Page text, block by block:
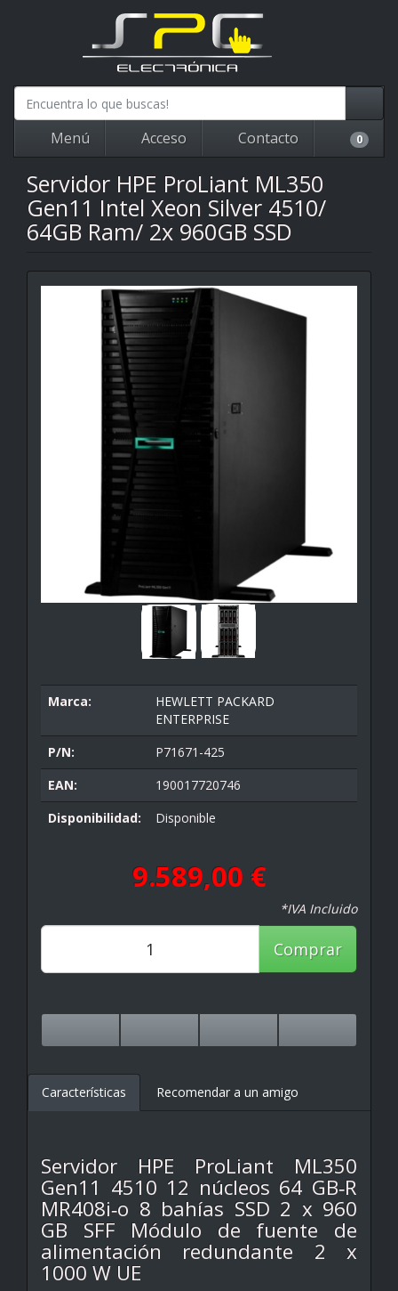
Menú Acceso Contacto 0
Servidor HPE ProLiant ML350
Gen11 Intel Xeon Silver 4510/
64GB Ram/ 2x 960GB SSD
Marca:
HEWLETT PACKARD
ENTERPRISE
P/N:
P71671-425
EAN:
190017720746
Disponibilidad:
Disponible
9.589,00 €
*IVA Incluido
Comprar
Características Recomendar a un amigo
Servidor HPE ProLiant ML350
Gen11 4510 12 núcleos 64 GB‑R
MR408i‑o 8 bahías SSD 2 x 960
GB SFF Módulo de fuente de
alimentación redundante 2 x
1000 W UE